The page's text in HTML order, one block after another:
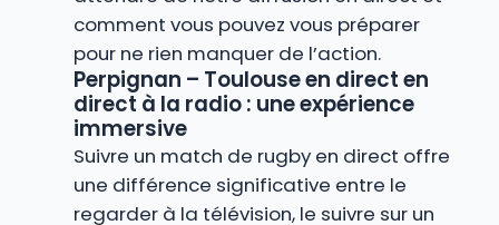
comment vous pouvez vous préparer
pour ne rien manquer de l’action.
Perpignan – Toulouse en direct en
direct à la radio : une expérience
immersive
Suivre un match de rugby en direct offre
une différence significative entre le
regarder à la télévision, le suivre sur un